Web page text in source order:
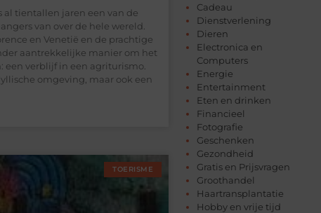
tientallen jaren een van de
van over de hele wereld.
en Venetië en de prachtige
aantrekkelijke manier om het
verblijf in een agriturismo.
omgeving, maar ook een
TOERISME
Cadeau
Dienstverlening
Dieren
Electronica en
Computers
Energie
Entertainment
Eten en drinken
Financieel
Fotografie
Geschenken
Gezondheid
Gratis en Prijsvragen
Groothandel
Haartransplantatie
Hobby en vrije tijd